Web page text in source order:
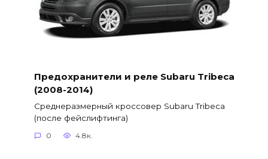
Предохранители и реле Subaru Tribeca
(2008-2014)
Среднеразмерный кроссовер Subaru Tribeca
(после фейслифтинга)
0 4.8к.